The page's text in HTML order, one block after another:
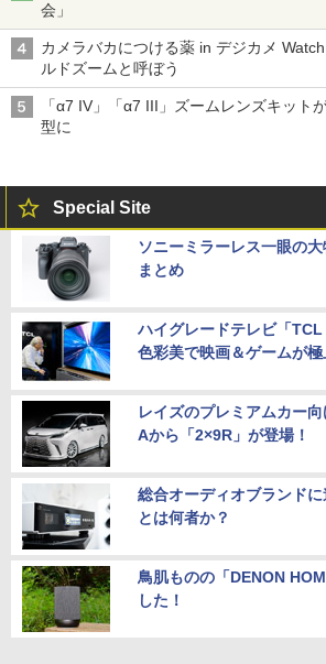
会」
カメラバカにつける薬 in デジカメ
ルドズームと呼ぼう
「α7 IV」「α7 III」ズームレンズキッ
型に
Special Site
ソニーミラーレス一眼の
まとめ
ハイグレードテレビ「
色彩美で映画＆ゲームが
レイズのプレミアムカー
Aから「2×9R」が登場！
総合オーディオブランド
とは何者か？
鳥肌ものの「DENON
した！